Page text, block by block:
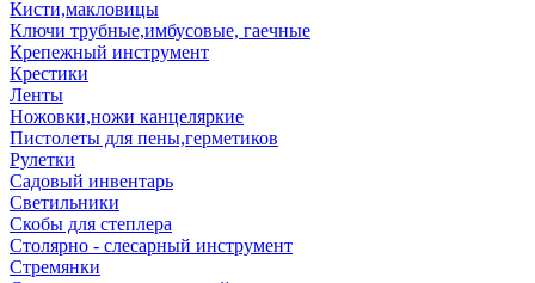
Кисти,макловицы
Ключи трубные,имбусовые, гаечные
Крепежный инструмент
Крестики
Ленты
Ножовки,ножи канцеляркие
Пистолеты для пены,герметиков
Рулетки
Садовый инвентарь
Светильники
Скобы для степлера
Столярно - слесарный инструмент
Стремянки